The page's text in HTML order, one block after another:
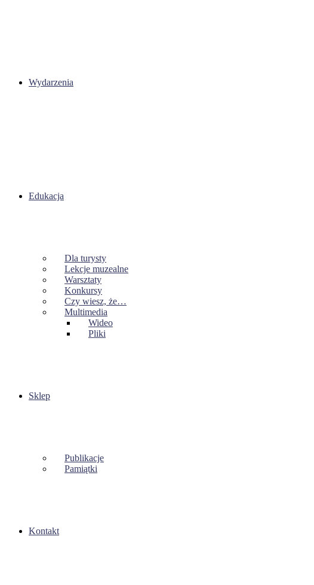
Wydarzenia
Edukacja
Dla turysty
Lekcje muzealne
Warsztaty
Konkursy
Czy wiesz, że…
Multimedia
Wideo
Pliki
Sklep
Publikacje
Pamiątki
Kontakt